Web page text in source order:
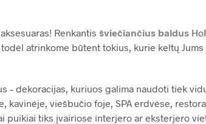
Renkantis šviečiančius baldus
atrinkome būtent tokius, kurie keltų
– dekoracijas, kuriuos galima naudoti tiek
kavinėje, viešbučio foje, SPA erdvėse,
puikiai tiks įvairiose interjero ar eksterjero